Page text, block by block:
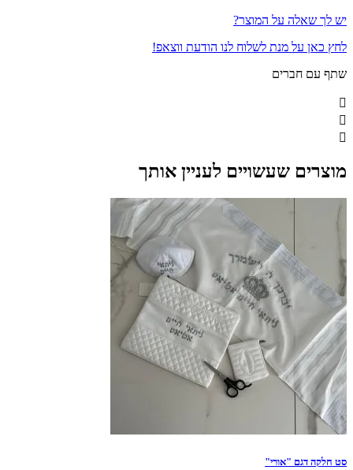
יש לך שאלה על המוצר?
לחץ כאן על מנת לשלוח לנו הודעת ווצאפ!
שתף עם חברים
מוצרים שעשויים לעניין אותך
סט חלקה דגם "אורי"